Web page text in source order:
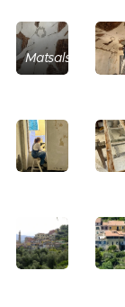
Matsalstaket.